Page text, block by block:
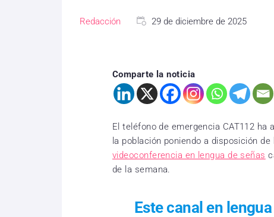
Redacción 29 de diciembre de 2025
Comparte la noticia
El teléfono de emergencia CAT112 ha
la población poniendo a disposición
videoconferencia en lengua de señas
de la semana.
Este canal en